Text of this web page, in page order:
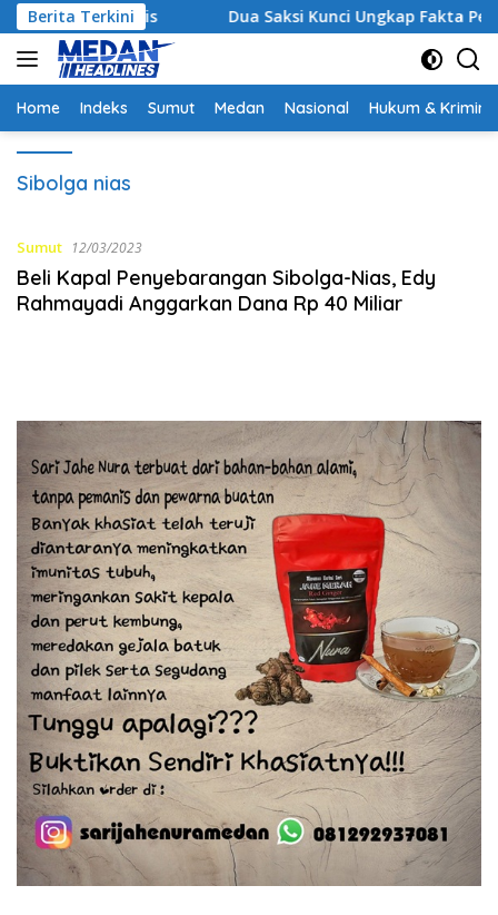
Langsung
ke
konten
Berita Terkini
Strategis Dua Saksi Kunci Ungkap Fakta
Home Indeks Sumut Medan Nasional Hukum &
Sibolga nias
Sumut 12/03/2023
Beli Kapal Penyebarangan Sibolga-Nias, Edy
Rahmayadi Anggarkan Dana Rp 40 Miliar